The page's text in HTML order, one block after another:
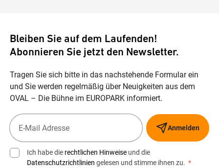
Bleiben Sie auf dem Laufenden!
Abonnieren Sie jetzt den Newsletter.
Tragen Sie sich bitte in das nachstehende Formular ein
und Sie werden regelmäßig über Neuigkeiten aus dem
OVAL – Die Bühne im EUROPARK informiert.
Anmelden
Ich habe die rechtlichen Hinweise und die
Datenschutzrichtlinien gelesen und stimme ihnen zu. *